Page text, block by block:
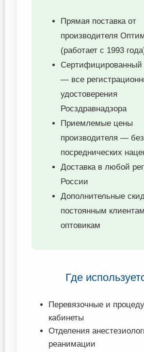
Прямая поставка от
производителя
(работает с 1993
Сертифицированный
— все
удостоверения
Росздравнадзора
Приемлемые цены
производителя — без
посреднических
Доставка в любой
России
Дополнительные
постоянным
оптовикам
Где
Перевязочные и
кабинеты
Отделения
реанимации